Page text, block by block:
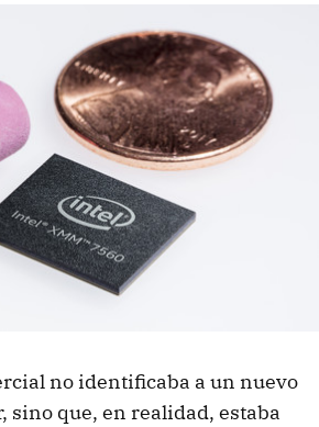
no identificaba a un nuevo
sino que, en realidad, estaba